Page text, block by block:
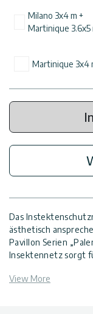
Zubehör
Professionelle
Kundengalerie
Tipps
und
Kontaktiere
Uns
Impressum
Decor
Palram
Industries
Milano 3x4 m +
Martinique 3.6x5
Martinique 3x4
Das
ästhetisch
Pavillon Serien
Insektennetz sorgt
wird mit Haken
View More